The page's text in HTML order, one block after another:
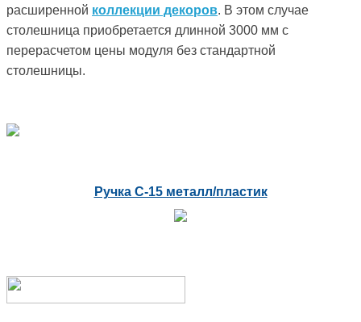
расширенной коллекции декоров. В этом случае
столешница приобретается длинной 3000 мм с
перерасчетом цены модуля без стандартной
столешницы.
Ручка С-15 металл/пластик